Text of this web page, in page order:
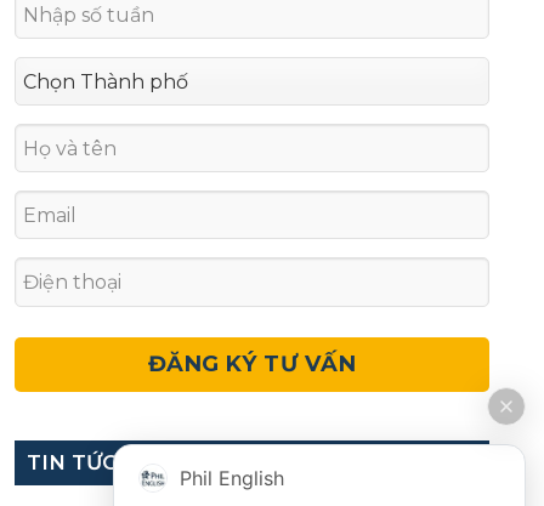
TIN TỨC
Phil English